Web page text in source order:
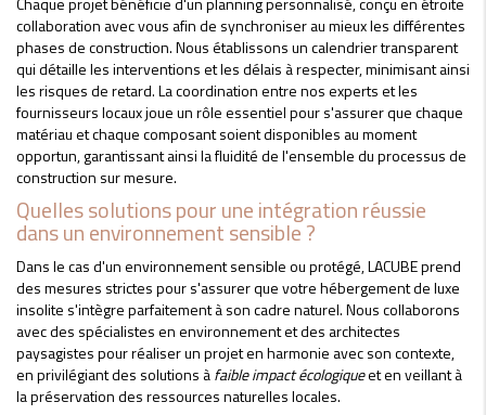
collaboration avec vous afin de synchroniser au mieux les différentes
phases de construction. Nous établissons un calendrier transparent
qui détaille les interventions et les délais à respecter, minimisant ainsi
les risques de retard. La coordination entre nos experts et les
fournisseurs locaux joue un rôle essentiel pour s'assurer que chaque
matériau et chaque composant soient disponibles au moment
opportun, garantissant ainsi la fluidité de l'ensemble du processus de
construction sur mesure.
Quelles solutions pour une intégration réussie
dans un environnement sensible ?
Dans le cas d'un environnement sensible ou protégé, LACUBE prend
des mesures strictes pour s'assurer que votre hébergement de luxe
insolite s'intègre parfaitement à son cadre naturel. Nous collaborons
avec des spécialistes en environnement et des architectes
paysagistes pour réaliser un projet en harmonie avec son contexte,
en privilégiant des solutions àfaible impact écologiqueet en veillant à
la préservation des ressources naturelles locales.